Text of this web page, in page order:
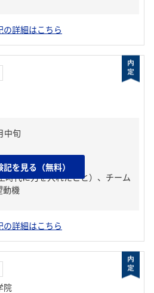
の詳細はこちら
時代に力を入れたこと）、チーム
動機
を見る（無料）
の詳細はこちら
院